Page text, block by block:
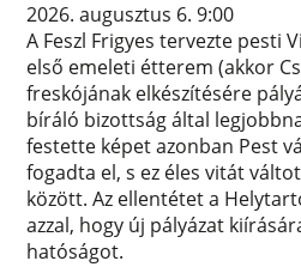
2026. augusztus 6. 9:00
A Feszl Frigyes tervezte pesti
első emeleti étterem (akkor
freskójának elkészítésére
bíráló bizottság által
festette képet azonban Pest
fogadta el, s ez éles vitát
között. Az ellentétet a
azzal, hogy új pályázat
hatóságot.